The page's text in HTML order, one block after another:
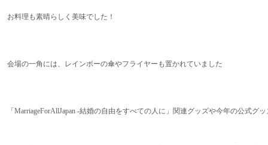
お料理も素晴らしく美味でした！
会場の一角には、レインボーの傘やフライヤーも置かれていました
「MarriageForAllJapan -結婚の自由をすべての人に」関連グッズや今年の公式グ